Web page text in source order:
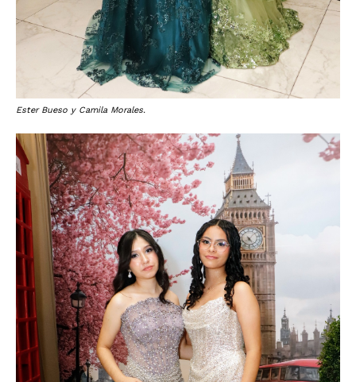
Ester Bueso y Camila Morales.